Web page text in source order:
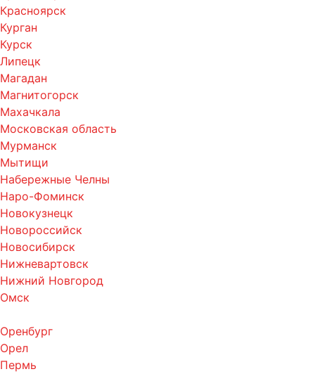
Красноярск
Курган
Курск
Липецк
Магадан
Магнитогорск
Махачкала
Московская область
Мурманск
Мытищи
Набережные Челны
Наро-Фоминск
Новокузнецк
Новороссийск
Новосибирск
Нижневартовск
Нижний Новгород
Омск
Оренбург
Орел
Пермь